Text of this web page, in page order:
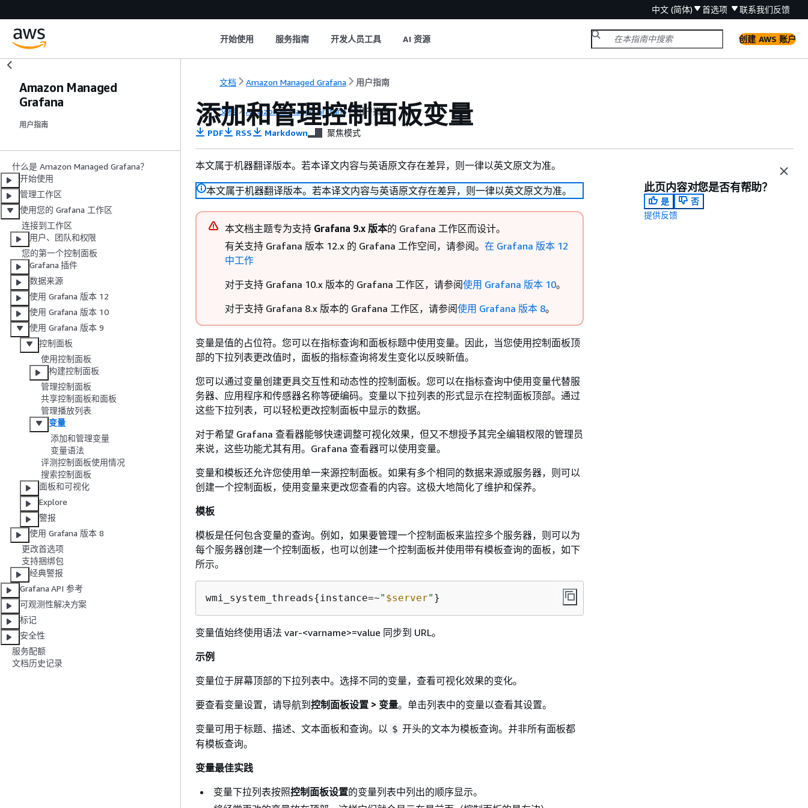
中文 (简体) 首选项 联系我们反馈
开始使用 服务指南 开发人员工具 AI 资源 创建 AWS 账户
Amazon Managed
Grafana
用户指南
什么是 Amazon Managed Grafana？
开始使用
管理工作区
使用您的 Grafana 工作区
连接到工作区
用户、团队和权限
您的第一个控制面板
Grafana 插件
数据来源
使用 Grafana 版本 12
使用 Grafana 版本 10
使用 Grafana 版本 9
控制面板
使用控制面板
构建控制面板
管理控制面板
共享控制面板和面板
管理播放列表
变量
添加和管理变量
变量语法
评测控制面板使用情况
搜索控制面板
面板和可视化
Explore
警报
使用 Grafana 版本 8
更改首选项
支持捆绑包
经典警报
Grafana API 参考
可观测性解决方案
标记
安全性
服务配额
文档历史记录
文档 Amazon Managed Grafana 用户指南
文档 Amazon Managed Grafana 用户指南
添加和管理控制面板变量
PDF RSS Markdown 聚焦模式
本文属于机器翻译版本。若本译文内容与英语原文存在差异，则一律以英文原文为准。
本文属于机器翻译版本。若本译文内容与英语原文存在差异，则一律以英文原文为准。
本文档主题专为支持 Grafana 9.x 版本的 Grafana 工作区而设计。
有关支持 Grafana 版本 12.x 的 Grafana 工作空间，请参阅。 在 Grafana 版本 12
中工作
对于支持 Grafana 10.x 版本的 Grafana 工作区，请参阅使用 Grafana 版本 10。
对于支持 Grafana 8.x 版本的 Grafana 工作区，请参阅使用 Grafana 版本 8。
变量是值的占位符。您可以在指标查询和面板标题中使用变量。因此，当您使用控制面板顶
部的下拉列表更改值时，面板的指标查询将发生变化以反映新值。
您可以通过变量创建更具交互性和动态性的控制面板。您可以在指标查询中使用变量代替服
务器、应用程序和传感器名称等硬编码。变量以下拉列表的形式显示在控制面板顶部。通过
这些下拉列表，可以轻松更改控制面板中显示的数据。
对于希望 Grafana 查看器能够快速调整可视化效果，但又不想授予其完全编辑权限的管理员
来说，这些功能尤其有用。Grafana 查看器可以使用变量。
变量和模板还允许您使用单一来源控制面板。如果有多个相同的数据来源或服务器，则可以
创建一个控制面板，使用变量来更改您查看的内容。这极大地简化了维护和保养。
模板
模板是任何包含变量的查询。例如，如果要管理一个控制面板来监控多个服务器，则可以为
每个服务器创建一个控制面板，也可以创建一个控制面板并使用带有模板查询的面板，如下
所示。
wmi_system_threads{instance=~" $server" }
变量值始终使用语法 var-<varname>=value 同步到 URL。
示例
变量位于屏幕顶部的下拉列表中。选择不同的变量，查看可视化效果的变化。
要查看变量设置，请导航到 控制面板设置 > 变量。单击列表中的变量以查看其设置。
变量可用于标题、描述、文本面板和查询。以 $ 开头的文本为模板查询。并非所有面板都
有模板查询。
变量最佳实践
变量下拉列表按照控制面板设置的变量列表中列出的顺序显示。
此页内容对您是否有帮助？
是
否
提供反馈